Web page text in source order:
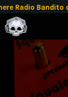
Bandito